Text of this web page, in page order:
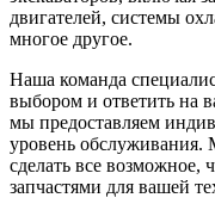
двигателей, системы
многое другое.
Наша команда
выбором и ответить на
мы предоставляем
уровень обслуживания.
сделать все возможное,
запчастями для вашей